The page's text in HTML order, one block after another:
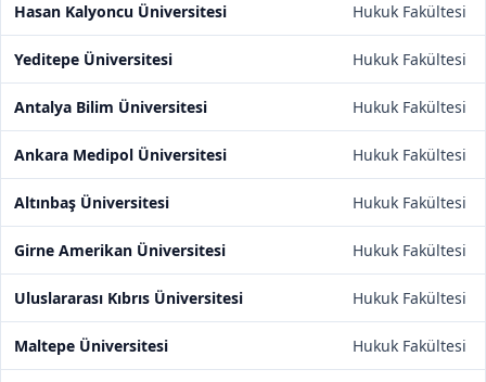
Hasan Kalyoncu Üniversitesi Hukuk Fakültesi
Yeditepe Üniversitesi Hukuk Fakültesi
Antalya Bilim Üniversitesi Hukuk Fakültesi
Ankara Medipol Üniversitesi Hukuk Fakültesi
Altınbaş Üniversitesi Hukuk Fakültesi
Girne Amerikan Üniversitesi Hukuk Fakültesi
Uluslararası Kıbrıs Üniversitesi Hukuk Fakültesi
Maltepe Üniversitesi Hukuk Fakültesi